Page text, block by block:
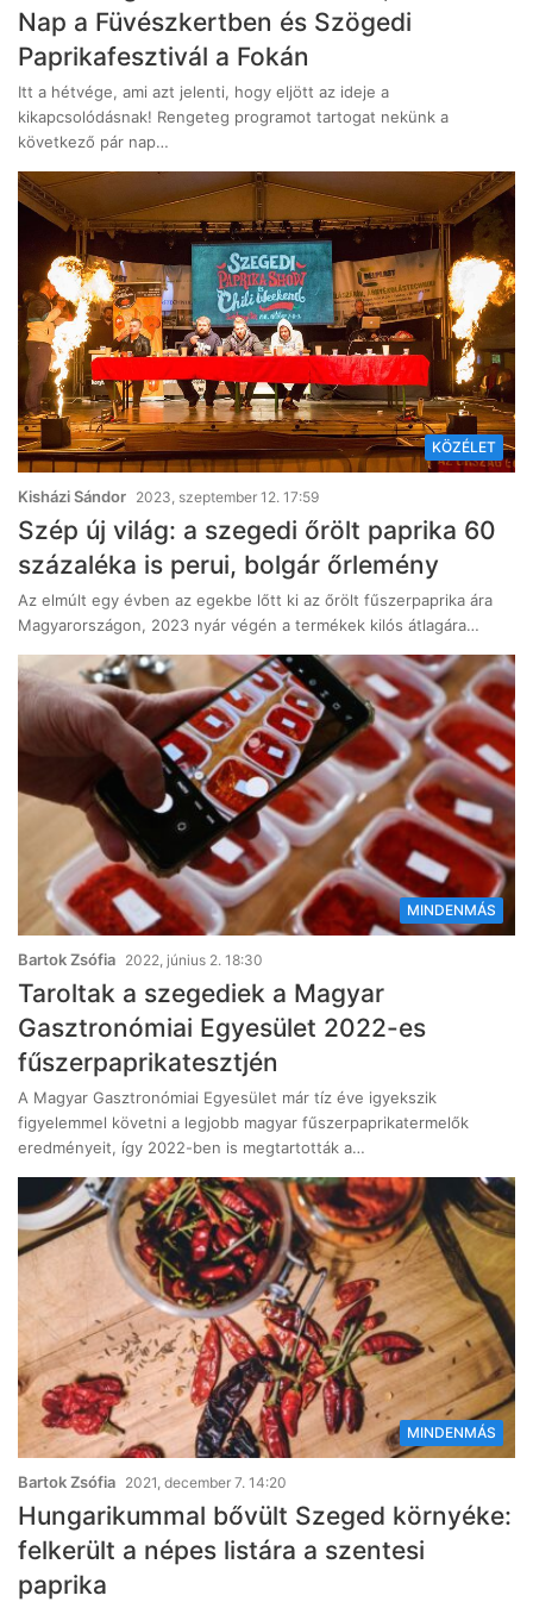
Nap a Füvészkertben és Szögedi
Paprikafesztivál a Fokán
Itt a hétvége, ami azt jelenti, hogy eljött az ideje a
kikapcsolódásnak! Rengeteg programot tartogat nekünk a
következő pár nap…
KÖZÉLET
Kisházi Sándor 2023, szeptember 12. 17:59
Szép új világ: a szegedi őrölt paprika 60
százaléka is perui, bolgár őrlemény
Az elmúlt egy évben az egekbe lőtt ki az őrölt fűszerpaprika ára
Magyarországon, 2023 nyár végén a termékek kilós átlagára…
MINDENMÁS
Bartok Zsófia 2022, június 2. 18:30
Taroltak a szegediek a Magyar
Gasztronómiai Egyesület 2022-es
fűszerpaprikatesztjén
A Magyar Gasztronómiai Egyesület már tíz éve igyekszik
figyelemmel követni a legjobb magyar fűszerpaprikatermelők
eredményeit, így 2022-ben is megtartották a…
MINDENMÁS
Bartok Zsófia 2021, december 7. 14:20
Hungarikummal bővült Szeged környéke:
felkerült a népes listára a szentesi
paprika